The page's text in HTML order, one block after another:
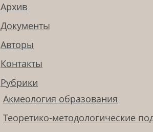
Архив
Документы
Авторы
Контакты
Рубрики
Акмеология образования
Теоретико-методологические